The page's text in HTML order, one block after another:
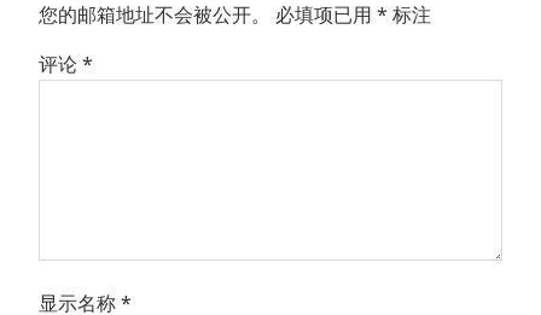
您的邮箱地址不会被公开。 必填项已用 * 标注
评论*
显示名称*